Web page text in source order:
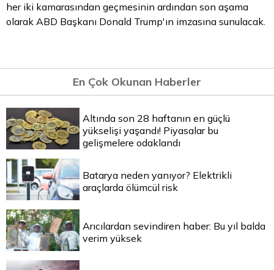
her iki kamarasından geçmesinin ardından son aşama
olarak ABD Başkanı Donald Trump'ın imzasına sunulacak.
En Çok Okunan Haberler
Altında son 28 haftanın en güçlü
yükselişi yaşandı! Piyasalar bu
gelişmelere odaklandı
Batarya neden yanıyor? Elektrikli
araçlarda ölümcül risk
Arıcılardan sevindiren haber: Bu yıl balda
verim yüksek